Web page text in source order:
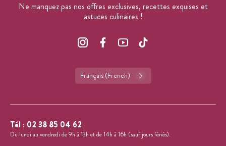
Ne manquez pas nos offres exclusives, recettes exquises et
astuces culinaires !
Français (French)
Tél : 02 38 85 04 62
Du lundi au vendredi de 9h à 13h et de 14h à 16h (sauf jours fériés).